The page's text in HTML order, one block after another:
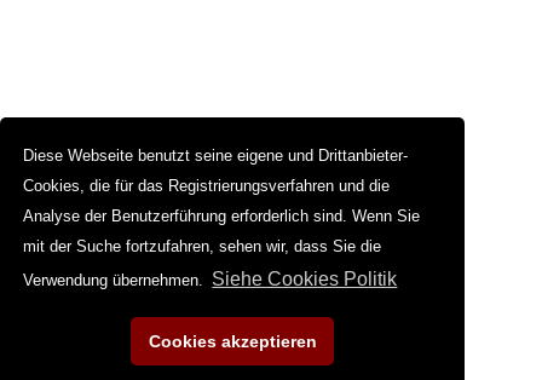
Diese Webseite benutzt seine eigene und Drittanbieter-
Cookies, die für das Registrierungsverfahren und die
Analyse der Benutzerführung erforderlich sind. Wenn Sie
mit der Suche fortzufahren, sehen wir, dass Sie die
Verwendung übernehmen. Siehe Cookies Politik
Cookies akzeptieren